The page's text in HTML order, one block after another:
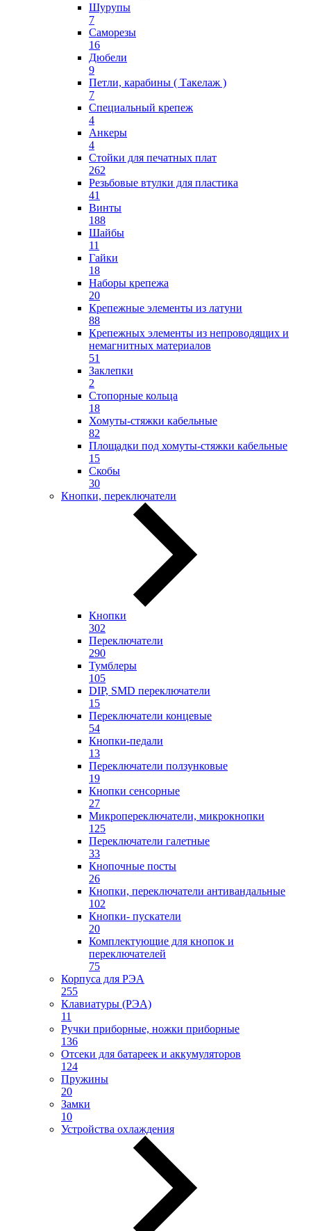
Шурупы
7
Саморезы
16
Дюбели
9
Петли, карабины ( Такелаж )
7
Специальный крепеж
4
Анкеры
4
Стойки для печатных плат
262
Резьбовые втулки для пластика
41
Винты
188
Шайбы
11
Гайки
18
Наборы крепежа
20
Крепежные элементы из латуни
88
Крепежных элементы из непроводящих и
немагнитных материалов
51
Заклепки
2
Стопорные кольца
18
Хомуты-стяжки кабельные
82
Площадки под хомуты-стяжки кабельные
15
Скобы
30
Кнопки, переключатели
Кнопки
302
Переключатели
290
Тумблеры
105
DIP, SMD переключатели
15
Переключатели концевые
54
Кнопки-педали
13
Переключатели ползунковые
19
Кнопки сенсорные
27
Микропереключатели, микрокнопки
125
Переключатели галетные
33
Кнопочные посты
26
Кнопки, переключатели антивандальные
102
Кнопки- пускатели
20
Комплектующие для кнопок и
переключателей
75
Корпуса для РЭА
255
Клавиатуры (РЭА)
11
Ручки приборные, ножки приборные
136
Отсеки для батареек и аккумуляторов
124
Пружины
20
Замки
10
Устройства охлаждения